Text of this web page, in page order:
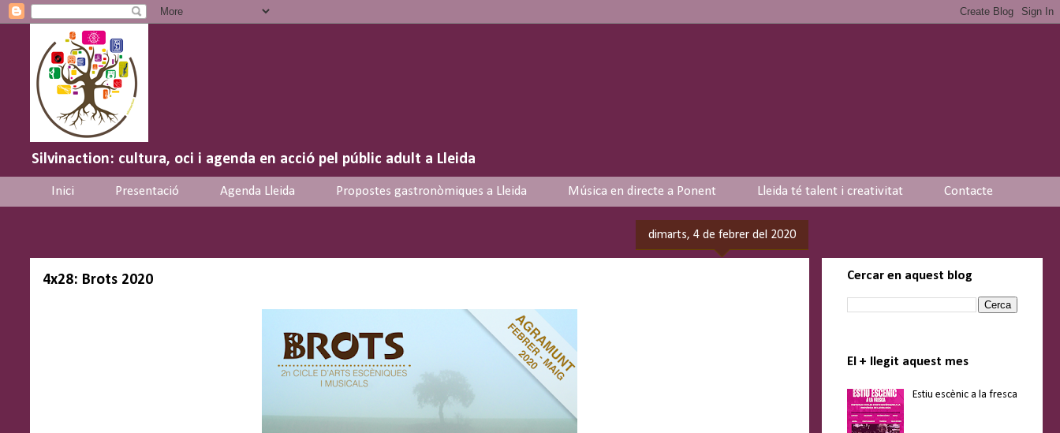
Silvinaction: cultura, oci i agenda en acció pel públic adult a Lleida
Inici Presentació Agenda Lleida Propostes gastronòmiques a Lleida Música en directe a Ponent Lleida té talent i creativitat Contacte
dimarts, 4 de febrer del 2020
4x28: Brots 2020 Cercar en aquest blog
El + llegit aquest mes
Estiu escènic a la fresca